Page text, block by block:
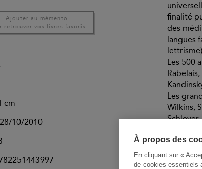
À propos des
En cliquant sur «
de cookies essentiels
Ajouter au mémento
retrouver vos livres favoris
cm
28/10/2010
finalité
des
langues
lettrisme)
Les 500
Les
Wilkins,